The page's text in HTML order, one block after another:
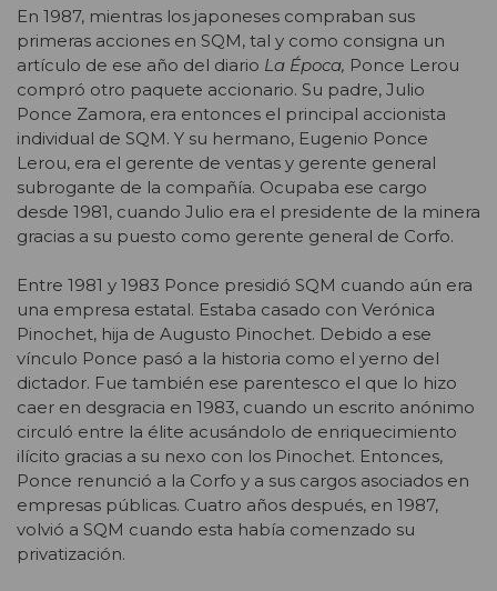
En 1987, mientras los japoneses compraban sus
primeras acciones en SQM, tal y como consigna un
artículo de ese año del diario La Época, Ponce Lerou
compró otro paquete accionario. Su padre, Julio
Ponce Zamora, era entonces el principal accionista
individual de SQM. Y su hermano, Eugenio Ponce
Lerou, era el gerente de ventas y gerente general
subrogante de la compañía. Ocupaba ese cargo
desde 1981, cuando Julio era el presidente de la minera
gracias a su puesto como gerente general de Corfo.
Entre 1981 y 1983 Ponce presidió SQM cuando aún era
una empresa estatal. Estaba casado con Verónica
Pinochet, hija de Augusto Pinochet. Debido a ese
vínculo Ponce pasó a la historia como el yerno del
dictador. Fue también ese parentesco el que lo hizo
caer en desgracia en 1983, cuando un escrito anónimo
circuló entre la élite acusándolo de enriquecimiento
ilícito gracias a su nexo con los Pinochet. Entonces,
Ponce renunció a la Corfo y a sus cargos asociados en
empresas públicas. Cuatro años después, en 1987,
volvió a SQM cuando esta había comenzado su
privatización.